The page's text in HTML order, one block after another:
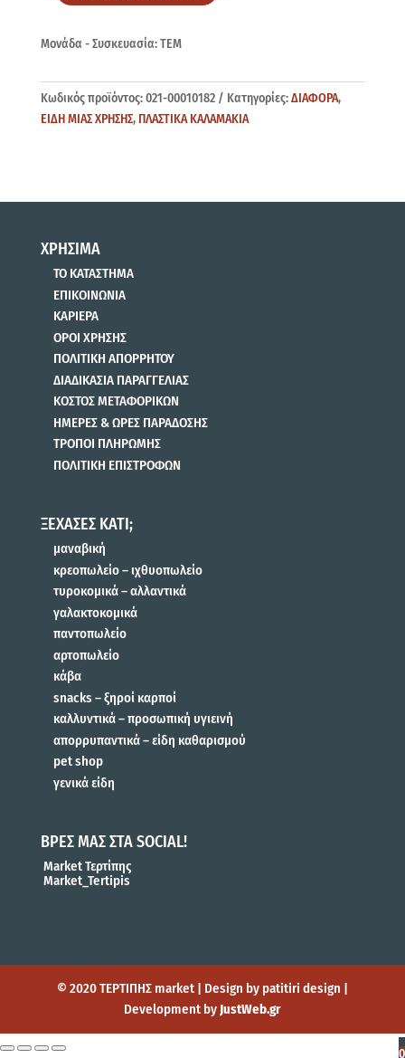
Μονάδα - Συσκευασία: ΤΕΜ
Κωδικός προϊόντος:021-00010182 Κατηγορίες:ΔΙΑΦΟΡΑ,
ΕΙΔΗ ΜΙΑΣ ΧΡΗΣΗΣ, ΠΛΑΣΤΙΚΑ ΚΑΛΑΜΑΚΙΑ
ΧΡΗΣΙΜΑ
ΤΟ ΚΑΤΑΣΤΗΜΑ
ΕΠΙΚΟΙΝΩΝΙΑ
ΚΑΡΙΕΡΑ
ΟΡΟΙ ΧΡΗΣΗΣ
ΠΟΛΙΤΙΚΗ ΑΠΟΡΡΗΤΟΥ
ΔΙΑΔΙΚΑΣΙΑ ΠΑΡΑΓΓΕΛΙΑΣ
ΚΟΣΤΟΣ ΜΕΤΑΦΟΡΙΚΩΝ
ΗΜΕΡΕΣ & ΩΡΕΣ ΠΑΡΑΔΟΣΗΣ
ΤΡΟΠΟΙ ΠΛΗΡΩΜΗΣ
ΠΟΛΙΤΙΚΗ ΕΠΙΣΤΡΟΦΩΝ
ΞΕΧΑΣΕΣ ΚΑΤΙ;
μαναβική
κρεοπωλείο – ιχθυοπωλείο
τυροκομικά – αλλαντικά
γαλακτοκομικά
παντοπωλείο
αρτοπωλείο
κάβα
snacks – ξηροί καρποί
καλλυντικά – προσωπική υγιεινή
απορρυπαντικά – είδη καθαρισμού
pet shop
γενικά είδη
ΒΡΕΣ ΜΑΣ ΣΤΑ SOCIAL!
Market Τερτίπης
Market_Tertipis
© 2020 ΤΕΡΤΙΠΗΣ market | Design by patitiri design |
Development by JustWeb.gr
0